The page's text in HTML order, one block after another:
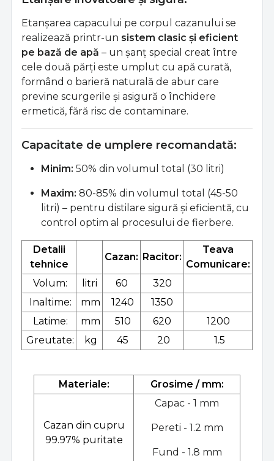
Etanșarea capacului pe corpul cazanului se
realizează printr-un sistem clasic și eficient
pe bază de apă – un șanț special creat între
cele două părți este umplut cu apă curată,
formând o barieră naturală de abur care
previne scurgerile și asigură o închidere
ermetică, fără risc de contaminare.
Capacitate de umplere recomandată:
Minim: 50% din volumul total (30 litri)
Maxim: 80-85% din volumul total (45-50
litri) – pentru distilare sigură și eficientă, cu
control optim al procesului de fierbere.
Detalii
tehnice
Cazan: Racitor:
Teava
Comunicare:
Volum:
litri 60
320
Inaltime:
mm 1240
1350
Latime:
mm 510 620
1200
Greutate:
kg 45 20 1.5
Materiale: Grosime / mm:
Cazan din cupru
99.97% puritate
Capac - 1 mm
Pereti - 1.2 mm
Fund - 1.8 mm